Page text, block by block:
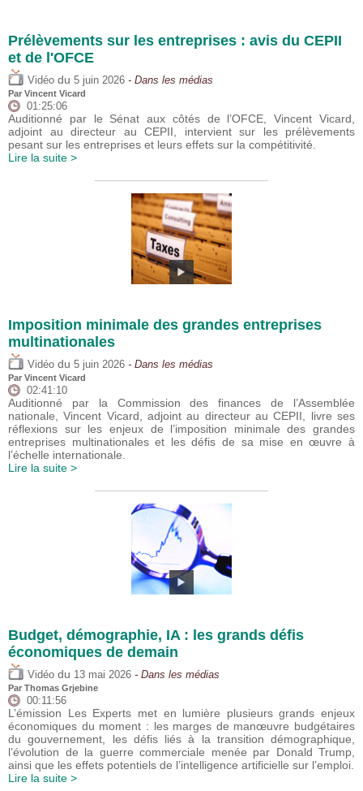
Prélèvements sur les entreprises : avis du CEPII
et de l'OFCE
Vidéo du 5 juin 2026 - Dans les médias
Par Vincent Vicard
01:25:06
Auditionné par le Sénat aux côtés de l’OFCE, Vincent Vicard,
adjoint au directeur au CEPII, intervient sur les prélèvements
pesant sur les entreprises et leurs effets sur la compétitivité.
Lire la suite >
Imposition minimale des grandes entreprises
multinationales
Vidéo du 5 juin 2026 - Dans les médias
Par Vincent Vicard
02:41:10
Auditionné par la Commission des finances de l’Assemblée
nationale, Vincent Vicard, adjoint au directeur au CEPII, livre ses
réflexions sur les enjeux de l’imposition minimale des grandes
entreprises multinationales et les défis de sa mise en œuvre à
l’échelle internationale.
Lire la suite >
Budget, démographie, IA : les grands défis
économiques de demain
Vidéo du 13 mai 2026 - Dans les médias
Par Thomas Grjebine
00:11:56
L’émission Les Experts met en lumière plusieurs grands enjeux
économiques du moment : les marges de manœuvre budgétaires
du gouvernement, les défis liés à la transition démographique,
l’évolution de la guerre commerciale menée par Donald Trump,
ainsi que les effets potentiels de l’intelligence artificielle sur l’emploi.
Lire la suite >